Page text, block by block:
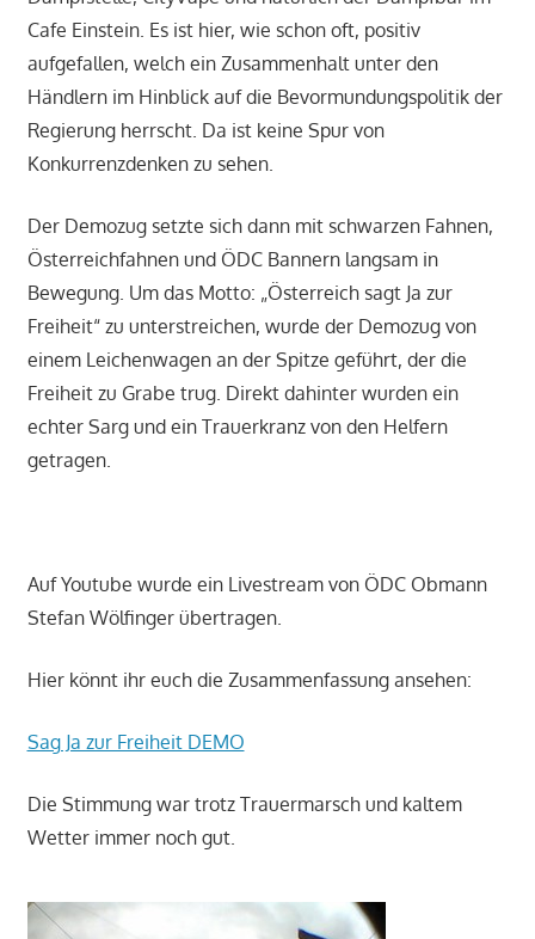
Cafe Einstein. Es ist hier, wie schon oft, positiv
aufgefallen, welch ein Zusammenhalt unter den
Händlern im Hinblick auf die Bevormundungspolitik der
Regierung herrscht. Da ist keine Spur von
Konkurrenzdenken zu sehen.
Der Demozug setzte sich dann mit schwarzen Fahnen,
Österreichfahnen und ÖDC Bannern langsam in
Bewegung. Um das Motto: „Österreich sagt Ja zur
Freiheit“ zu unterstreichen, wurde der Demozug von
einem Leichenwagen an der Spitze geführt, der die
Freiheit zu Grabe trug. Direkt dahinter wurden ein
echter Sarg und ein Trauerkranz von den Helfern
getragen.
Auf Youtube wurde ein Livestream von ÖDC Obmann
Stefan Wölfinger übertragen.
Hier könnt ihr euch die Zusammenfassung ansehen:
Sag Ja zur Freiheit DEMO
Die Stimmung war trotz Trauermarsch und kaltem
Wetter immer noch gut.